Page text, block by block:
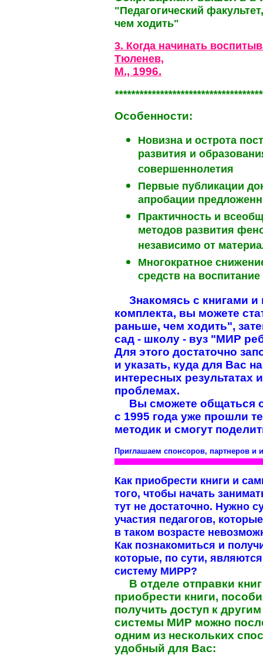
"Педагогический
чем ходить"
3. Когда начинать
Тюленев,
М., 1996.
Особенности:
Новизна и острота
развития и
совершеннолетия
Первые публикации
апробации
Практичность и
методов развития
независимо от
Многократное
средств на
Знакомясь с книгами и
комплекта, вы можете
раньше, чем ходить",
сад - школу - вуз "МИР
Для этого достаточно
и указать, куда для Вас
интересных
проблемах.
Вы сможете общаться с
с 1995 года уже прошли
методик и смогут
Приглашаем спонсоров, партнеров и
Как приобрести книги и
того, чтобы начать
тут не достаточно. Нужно
участия педагогов,
в таком возрасте
Как познакомиться и
которые, по сути,
систему МИРР?
В отделе отправки
приобрести книги,
получить доступ к
системы МИР можно
одним из нескольких
удобный для Вас: